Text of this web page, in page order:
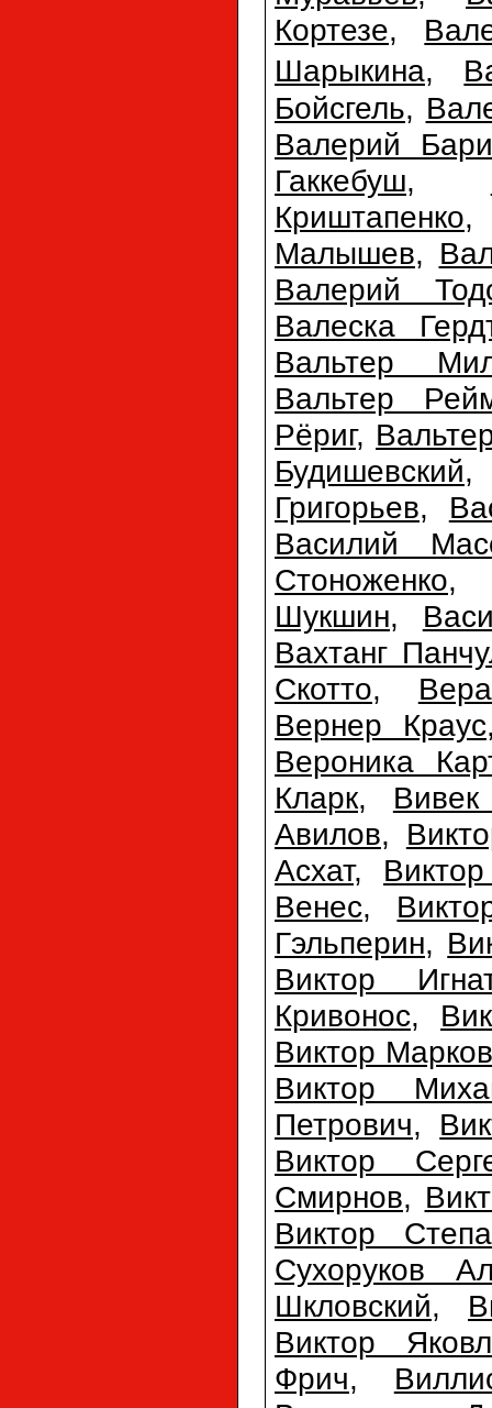
Кортезе,
Шарыкина,
Бойсгель,
Валерий
Гаккебуш,
Криштапенко
Малышев,
Валерий
Валеска
Вальтер
Вальтер
Рёриг,
Будишевский
Григорьев,
Василий
Стоноженко
Шукшин,
Вахтанг
Скотто,
Вернер Краус
Вероника
Кларк,
Авилов,
Асхат,
Венес,
Гэльперин,
Виктор
Кривонос,
Виктор Марков
Виктор
Петрович,
Виктор
Смирнов,
Виктор
Сухоруков
Шкловский,
Виктор
Фрич,